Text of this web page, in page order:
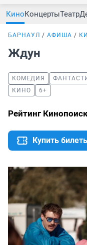
КиноКонцертыТеатр
БАРНАУЛ АФИША
Ждун
КОМЕДИЯ
КИНО
6+
Рейтинг
Купить